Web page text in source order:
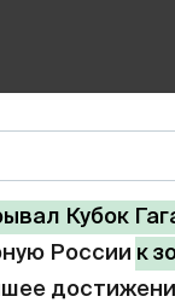
Кубок
России к